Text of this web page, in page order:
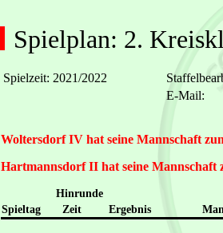
Spielplan: 2.
Spielzeit: 2021/2022
E-Mail:
Woltersdorf IV hat seine Mannschaft
Hartmannsdorf II hat seine Mannschaft
Hinrunde
Spieltag
Zeit Ergebnis